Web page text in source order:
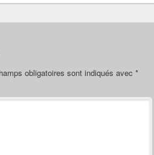
obligatoires sont indiqués avec *